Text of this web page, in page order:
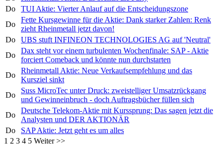
Do
TUI Aktie: Vierter Anlauf auf die Entscheidungszone
Do
Fette Kursgewinne für die Aktie: Dank starker Zahlen: Renk
zieht Rheinmetall jetzt davon!
Do
UBS stuft INFINEON TECHNOLOGIES AG auf 'Neutral'
Do
Dax steht vor einem turbulenten Wochenfinale: SAP - Aktie
forciert Comeback und könnte nun durchstarten
Do
Rheinmetall Aktie: Neue Verkaufsempfehlung und das
Kursziel sinkt
Do
Suss MicroTec unter Druck: zweistelliger Umsatzrückgang
und Gewinneinbruch - doch Auftragsbücher füllen sich
Do
Deutsche Telekom-Aktie mit Kurssprung: Das sagen jetzt die
Analysten und DER AKTIONÄR
Do
SAP Aktie: Jetzt geht es um alles
1 2 3 4 5 Weiter >>